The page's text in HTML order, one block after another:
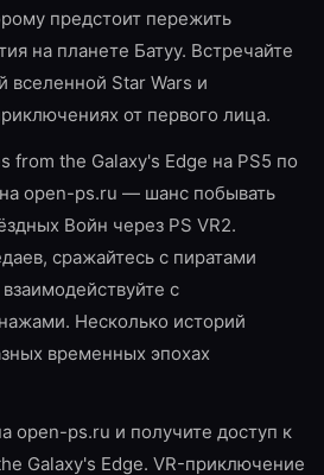
предстоит пережить
на планете Батуу. Встречайте
вселенной Star Wars и
от первого лица.
from the Galaxy's Edge на PS5 по
open-ps.ru — шанс побывать
Войн через PS VR2.
сражайтесь с пиратами
с
Несколько историй
временных эпохах
open-ps.ru и получите доступ к
Galaxy's Edge. VR-приключение